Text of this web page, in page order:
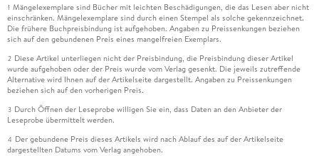
1 Mängelexemplare sind Bücher mit leichten Beschädigungen, die das Lesen aber nicht
einschränken. Mängelexemplare sind durch einen Stempel als solche gekennzeichnet.
Die frühere Buchpreisbindung ist aufgehoben. Angaben zu Preissenkungen beziehen
sich auf den gebundenen Preis eines mangelfreien Exemplars.
2 Diese Artikel unterliegen nicht der Preisbindung, die Preisbindung dieser Artikel
wurde aufgehoben oder der Preis wurde vom Verlag gesenkt. Die jeweils zutreffende
Alternative wird Ihnen auf der Artikelseite dargestellt. Angaben zu Preissenkungen
beziehen sich auf den vorherigen Preis.
3 Durch Öffnen der Leseprobe willigen Sie ein, dass Daten an den Anbieter der
Leseprobe übermittelt werden.
4 Der gebundene Preis dieses Artikels wird nach Ablauf des auf der Artikelseite
dargestellten Datums vom Verlag angehoben.